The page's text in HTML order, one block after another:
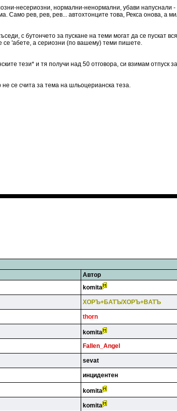
несериозни, нормални-ненормални, убави
Само рев, рев, рев... автохтонците това, Рекса онова, а
с бутончето за пускане на теми могат да се пускат
се 'абете, а сериозни (по вашему) теми пишете.
тези* и тя получи над 50 отговора, си взимам отпуск
се счита за тема на шльоцерианска теза.
Автор
komita
XOPЪ+БATЪ/XOPЪ+BATЪ
thorn
komita
Fallen_Angel
sevat
инцидeнтeн
komita
komita